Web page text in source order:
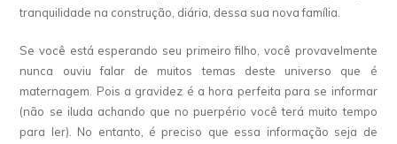
tranquilidade na construção, diária, dessa sua nova família.
Se você está esperando seu primeiro filho, você provavelmente
nunca ouviu falar de muitos temas deste universo que é
maternagem. Pois a gravidez é a hora perfeita para se informar
(não se iluda achando que no puerpério você terá muito tempo
para ler). No entanto, é preciso que essa informação seja de